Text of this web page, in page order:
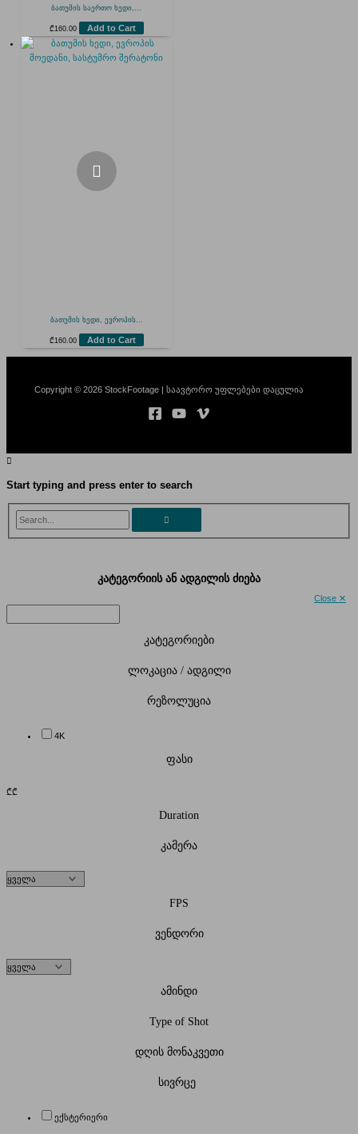
ბათუმის საერთო ხედი,...
₾160.00 Add to Cart
ბათუმის ხედი, ევროპის...
₾160.00 Add to Cart
Copyright © 2026 StockFootage | საავტორო უფლებები დაცულია
Start typing and press enter to search
Search...
Close ✕
კატეგორიის ან ადგილის ძიება
კატეგორიები
ლოკაცია / ადგილი
რეზოლუცია
4K
ფასი
₾₾
Duration
კამერა
FPS
ვენდორი
ამინდი
Type of Shot
დღის მონაკვეთი
სივრცე
ექსტერიერი